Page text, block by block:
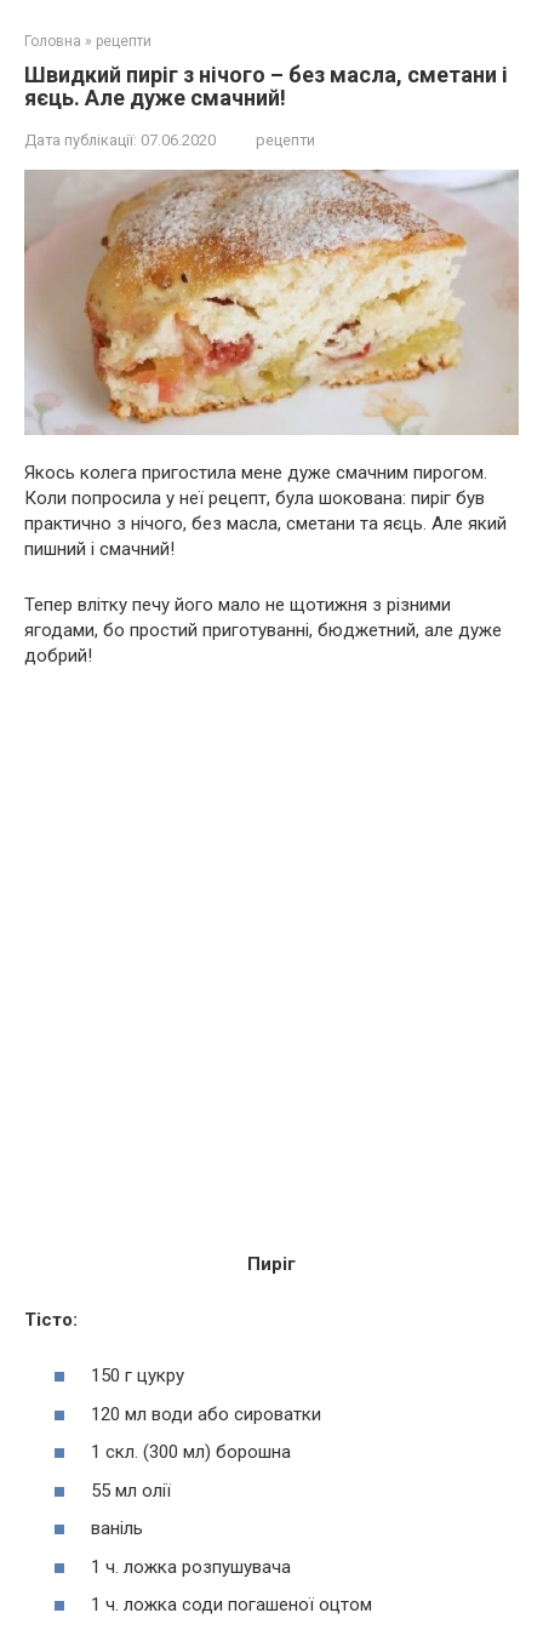
Головна » рецепти
Швидкий пиріг з нічого – без масла, сметани і
яєць. Але дуже смачний!
Дата публікації: 07.06.2020 рецепти
Якось колега пригостила мене дуже смачним пирогом.
Коли попросила у неї рецепт, була шокована: пиріг був
практично з нічого, без масла, сметани та яєць. Але який
пишний і смачний!
Тепер влітку печу його мало не щотижня з різними
ягодами, бо простий приготуванні, бюджетний, але дуже
добрий!
Пиріг
Тісто:
150 г цукру
120 мл води або сироватки
1 скл. (300 мл) борошна
55 мл олії
ваніль
1 ч. ложка розпушувача
1 ч. ложка соди погашеної оцтом